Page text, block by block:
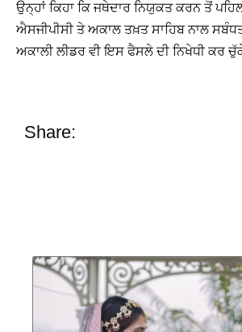
ਉਨ੍ਹਾਂ ਕਿਹਾ ਕਿ ਜਥੇਦਾਰ ਨਿਯੁਕਤ ਕਰਨ ਤੋਂ
ਐਸਜੀਪੀਸੀ ਤੇ ਅਕਾਲ ਤਖ਼ਤ ਸਾਹਿਬ ਨਾਲ
ਅਕਾਲੀ ਲੀਡਰ ਵੀ ਇਸ ਫੈਸਲੇ ਦੀ ਨਿਖੇਧੀ ਕਰ
Share: